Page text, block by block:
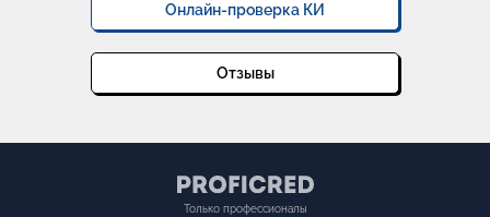
Онлайн-проверка КИ
Отзывы
Только профессионалы